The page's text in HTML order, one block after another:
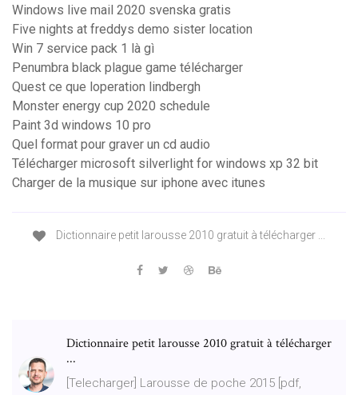
Windows live mail 2020 svenska gratis
Five nights at freddys demo sister location
Win 7 service pack 1 là gì
Penumbra black plague game télécharger
Quest ce que loperation lindbergh
Monster energy cup 2020 schedule
Paint 3d windows 10 pro
Quel format pour graver un cd audio
Télécharger microsoft silverlight for windows xp 32 bit
Charger de la musique sur iphone avec itunes
Dictionnaire petit larousse 2010 gratuit à télécharger ...
Dictionnaire petit larousse 2010 gratuit à télécharger
...
[Telecharger] Larousse de poche 2015 [pdf,